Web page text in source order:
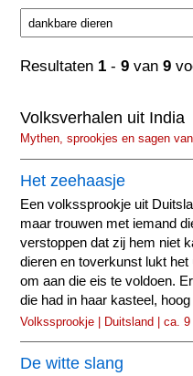
Resultaten 1 -9 van9
Volksverhalen uit India
Mythen, sprookjes en sagen
Het zeehaasje
Een volkssprookje uit
maar trouwen met iemand
verstoppen dat zij hem niet
dieren en toverkunst lukt
om aan die eis te voldoen.
die had in haar kasteel,
Volkssprookje | Duitsland | ca. 9
De witte slang